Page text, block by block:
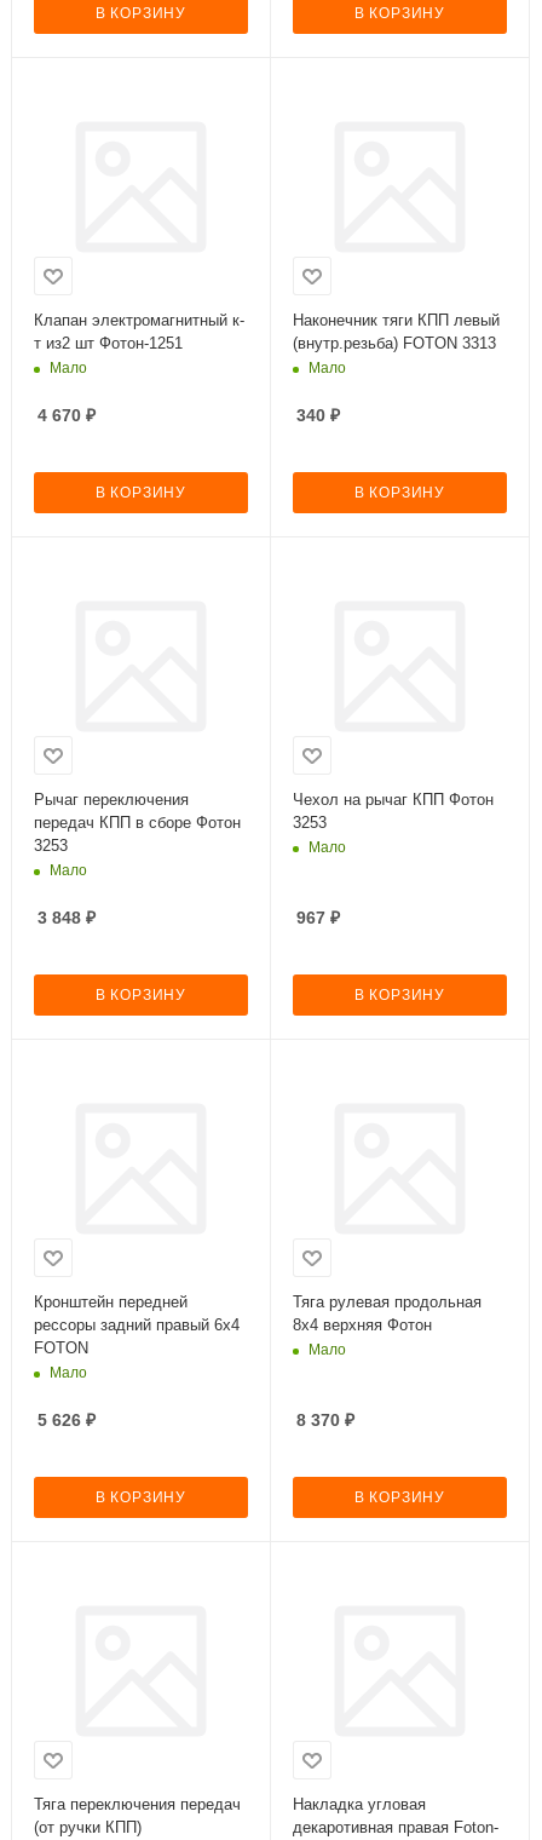
В КОРЗИНУ В КОРЗИНУ
Клапан электромагнитный к-
т из2 шт Фотон-1251
Мало
4 670 ₽
В КОРЗИНУ
Наконечник тяги КПП левый
(внутр.резьба) FOTON 3313
Мало
340 ₽
В КОРЗИНУ
Рычаг переключения
передач КПП в сборе Фотон
3253
Мало
3 848 ₽
В КОРЗИНУ
Чехол на рычаг КПП Фотон
3253
Мало
967 ₽
В КОРЗИНУ
Кронштейн передней
рессоры задний правый 6х4
FOTON
Мало
5 626 ₽
В КОРЗИНУ
Тяга рулевая продольная
8х4 верхняя Фотон
Мало
8 370 ₽
В КОРЗИНУ
Тяга переключения передач
(от ручки КПП)
Накладка угловая
декаротивная правая Foton-